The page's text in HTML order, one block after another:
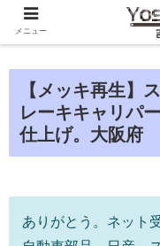
【メッキ再生
レーキキャリパ
仕上げ。大阪府
ありがとう。ネット
メニュー